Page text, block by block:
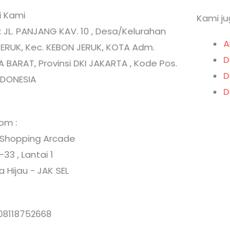
Kami
PANJANG KAV. 10 , Desa/Kelurahan
Kec. KEBON JERUK, KOTA Adm.
BARAT, Provinsi DKI JAKARTA , Kode Pos.
:
Arcade
33 , Lantai 1
Hijau - JAK SEL
Kami